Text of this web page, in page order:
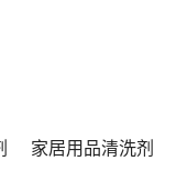
家居用品清洗剂